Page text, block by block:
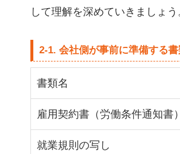
して理解を深めていきましょう
2-1. 会社側が事前に準備する
書類名
雇用契約書（労働条件通知書）
就業規則の写し